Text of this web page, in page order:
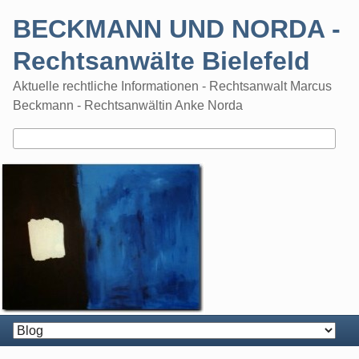
BECKMANN UND NORDA -
Rechtsanwälte Bielefeld
Aktuelle rechtliche Informationen - Rechtsanwalt Marcus
Beckmann - Rechtsanwältin Anke Norda